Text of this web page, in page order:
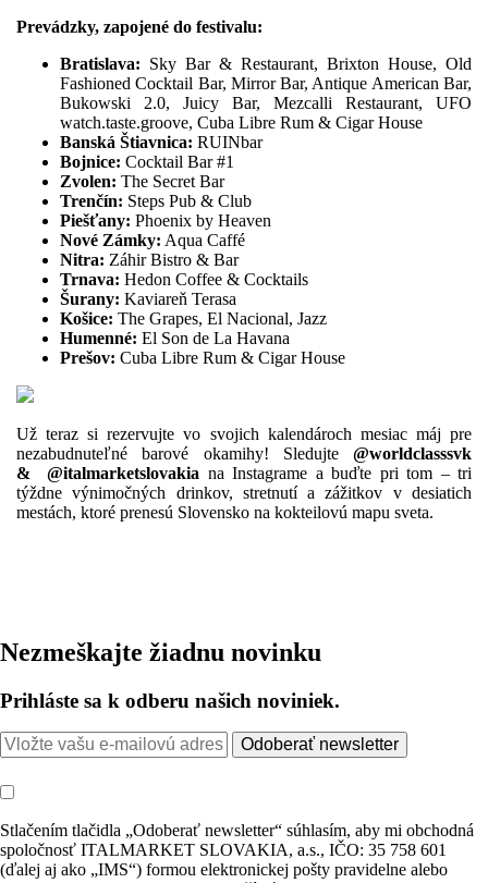
Prevádzky, zapojené do festivalu:
Bratislava: Sky Bar & Restaurant, Brixton House, Old
Fashioned Cocktail Bar, Mirror Bar, Antique American Bar,
Bukowski 2.0, Juicy Bar, Mezcalli Restaurant, UFO
watch.taste.groove, Cuba Libre Rum & Cigar House
Banská Štiavnica: RUINbar
Bojnice: Cocktail Bar #1
Zvolen: The Secret Bar
Trenčín: Steps Pub & Club
Piešťany: Phoenix by Heaven
Nové Zámky: Aqua Caffé
Nitra: Záhir Bistro & Bar
Trnava: Hedon Coffee & Cocktails
Šurany: Kaviareň Terasa
Košice: The Grapes, El Nacional, Jazz
Humenné: El Son de La Havana
Prešov: Cuba Libre Rum & Cigar House
Už teraz si rezervujte vo svojich kalendároch mesiac máj pre
nezabudnuteľné barové okamihy! Sledujte @worldclasssvk
&
@italmarketslovakia na Instagrame a buďte pri tom – tri
týždne výnimočných drinkov, stretnutí a zážitkov v desiatich
mestách, ktoré prenesú Slovensko na kokteilovú mapu sveta.
Nezmeškajte žiadnu novinku
Prihláste sa k odberu našich noviniek.
Odoberať newsletter
Stlačením tlačidla „Odoberať newsletter“ súhlasím, aby mi obchodná
spoločnosť ITALMARKET SLOVAKIA, a.s., IČO: 35 758 601
(ďalej aj ako „IMS“) formou elektronickej pošty pravidelne alebo